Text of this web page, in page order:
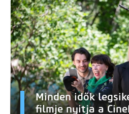
Minden idők
filmje nyitja a